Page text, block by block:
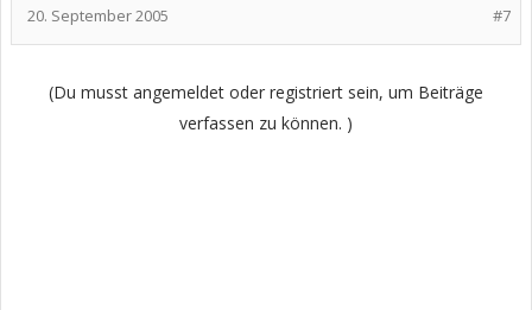
#7
20. September 2005
(Du musst angemeldet oder registriert sein, um Beiträge
verfassen zu können. )